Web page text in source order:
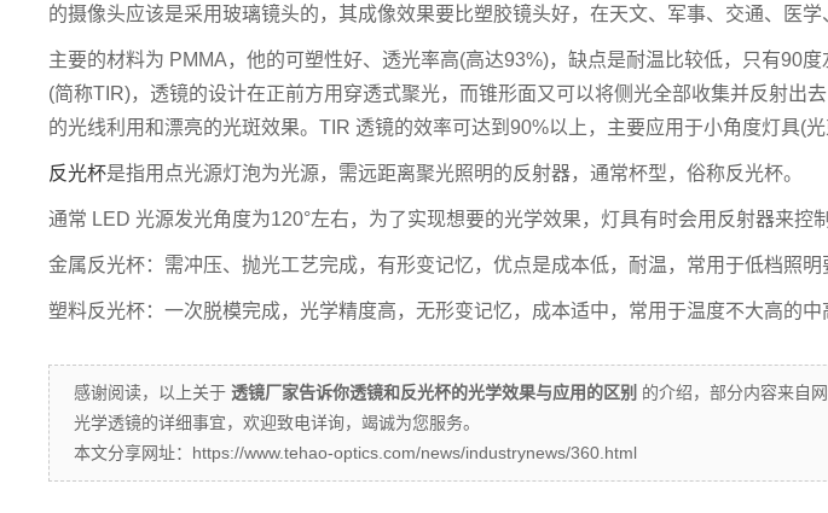
的摄像头应该是采用玻璃镜头的，其成像效果要比塑胶镜头好，在天文、军事、交通、医学
主要的材料为 PMMA，他的可塑性好、透光率高(高达93%)，缺点是耐温比较低，只有90
(简称TIR)，透镜的设计在正前方用穿透式聚光，而锥形面又可以将侧光全部收集并反射出
的光线利用和漂亮的光斑效果。TIR 透镜的效率可达到90%以上，主要应用于小角度灯具(光
反光杯是指用点光源灯泡为光源，需远距离聚光照明的反射器，通常杯型，俗称反光杯。
通常 LED 光源发光角度为120°左右，为了实现想要的光学效果，灯具有时会用反射器来控
金属反光杯：需冲压、抛光工艺完成，有形变记忆，优点是成本低，耐温，常用于低档照明
塑料反光杯：一次脱模完成，光学精度高，无形变记忆，成本适中，常用于温度不大高的中
感谢阅读，以上关于透镜厂家告诉你透镜和反光杯的光学效果与应用的区别 的介绍，部分内容来自
光学透镜的详细事宜，欢迎致电详询，竭诚为您服务。
本文分享网址：https://www.tehao-optics.com/news/industrynews/360.html